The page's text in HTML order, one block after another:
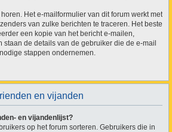
Het e-mailformulier van dit forum werkt met
van zulke berichten te traceren. Het beste
een kopie van het bericht e-mailen,
de details van de gebruiker die de e-mail
stappen ondernemen.
en vijanden
en vijandenlijst?
op het forum sorteren. Gebruikers die in